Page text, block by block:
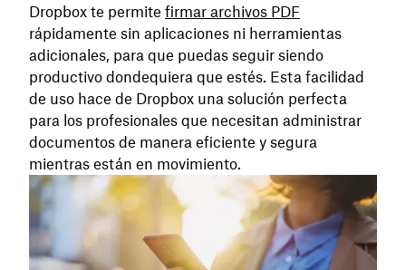
Dropbox te permite firmar archivos PDF
rápidamente sin aplicaciones ni herramientas
adicionales, para que puedas seguir siendo
productivo dondequiera que estés. Esta facilidad
de uso hace de Dropbox una solución perfecta
para los profesionales que necesitan administrar
documentos de manera eficiente y segura
mientras están en movimiento.